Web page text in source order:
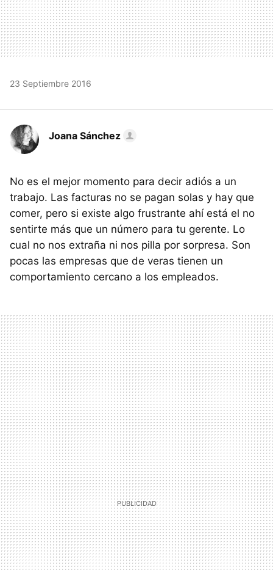
23 Septiembre 2016
Joana Sánchez
No es el mejor momento para decir adiós a un
trabajo. Las facturas no se pagan solas y hay que
comer, pero si existe algo frustrante ahí está el no
sentirte más que un número para tu gerente. Lo
cual no nos extraña ni nos pilla por sorpresa. Son
pocas las empresas que de veras tienen un
comportamiento cercano a los empleados.